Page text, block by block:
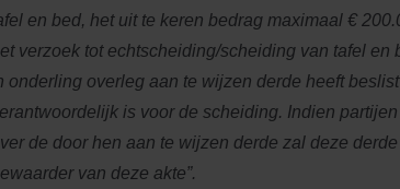
en bed, het uit te keren bedrag maximaal €
verzoek tot echtscheiding/scheiding van tafel en
onderling overleg aan te wijzen derde heeft
is voor de scheiding. Indien
de door hen aan te wijzen derde zal deze
van deze akte”.